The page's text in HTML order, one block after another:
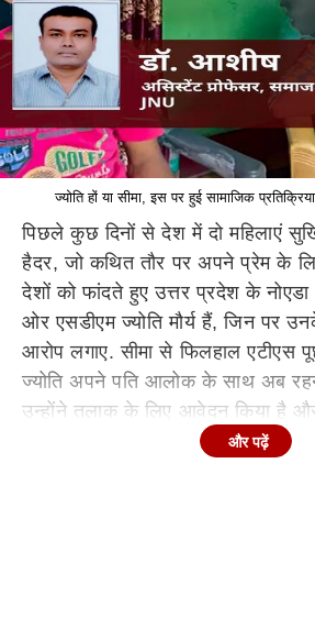
ज्योति हों या सीमा, इस पर हुई सामाजिक
पिछले कुछ दिनों से देश में दो महिलाएं
हैदर, जो कथित तौर पर अपने प्रेम के
देशों को फांदते हुए उत्तर प्रदेश के नोएडा
ओर एसडीएम ज्योति मौर्य हैं, जिन पर
आरोप लगाए. सीमा से फिलहाल एटीएस
ज्योति अपने पति आलोक के साथ अब
उन्होंने तलाक के लिए आवेदन किया है
है. इस बीच एक समाज के तौर पर हमने जो
और पढ़ें